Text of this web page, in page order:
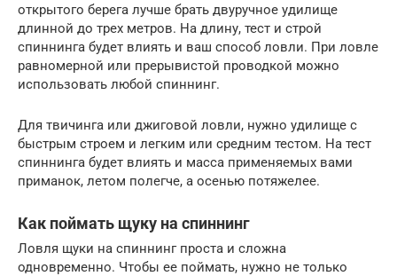
открытого берега лучше брать двуручное удилище
длинной до трех метров. На длину, тест и строй
спиннинга будет влиять и ваш способ ловли. При ловле
равномерной или прерывистой проводкой можно
использовать любой спиннинг.
Для твичинга или джиговой ловли, нужно удилище с
быстрым строем и легким или средним тестом. На тест
спиннинга будет влиять и масса применяемых вами
приманок, летом полегче, а осенью потяжелее.
Как поймать щуку на спиннинг
Ловля щуки на спиннинг проста и сложна
одновременно. Чтобы ее поймать, нужно не только